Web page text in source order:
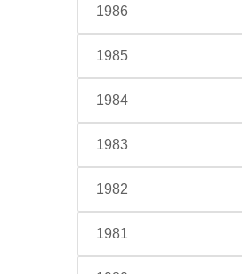
1986
1985
1984
1983
1982
1981